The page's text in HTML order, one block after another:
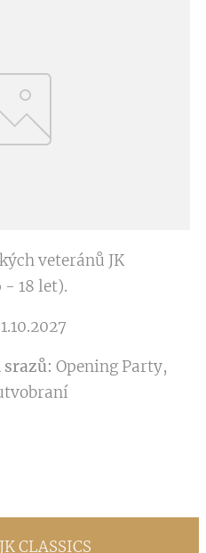
veteránů JK
- 18 let).
srazů: Opening Party,
CLASSICS